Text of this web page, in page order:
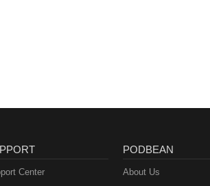
Center
PODBEAN
About Us